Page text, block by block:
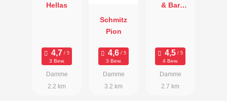
Hellas
3 Bew.
Damme
2.2 km
Schmitz
Pion
3 Bew.
Damme
3.2 km
& Bar
4 Bew.
Damme
2.7 km